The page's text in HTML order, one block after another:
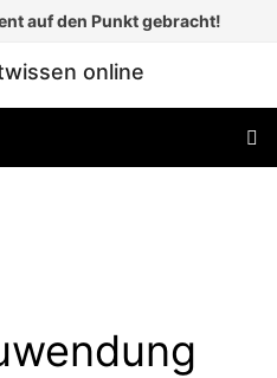
auf den Punkt gebracht!
online